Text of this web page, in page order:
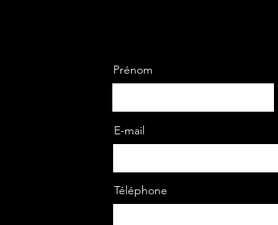
Prénom
E-mail
Téléphone